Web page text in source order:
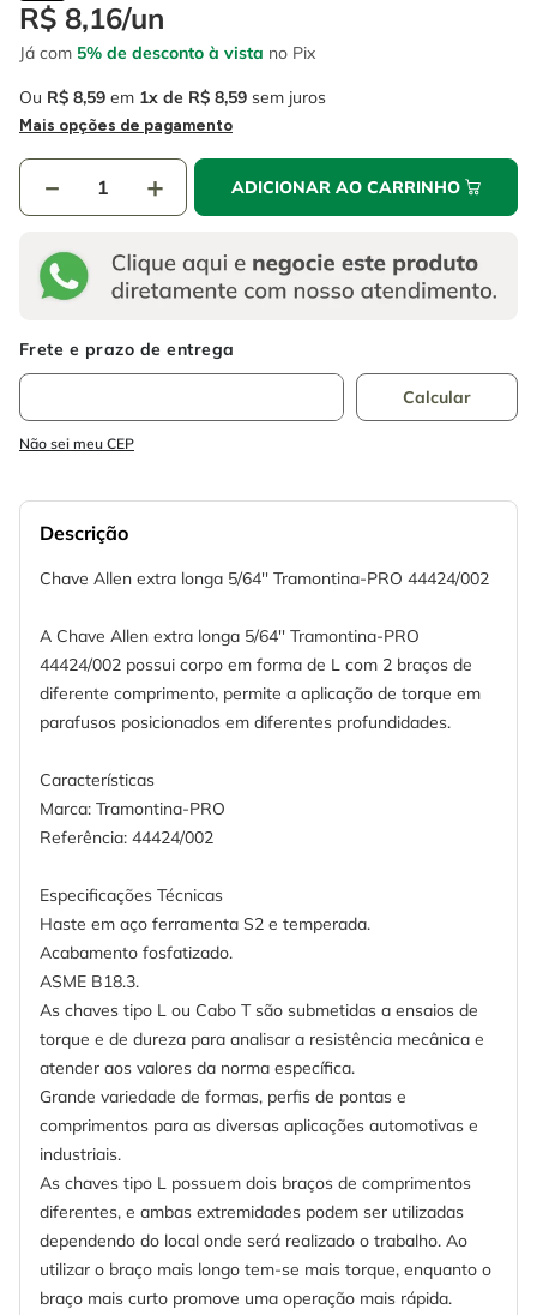
R$ 8,16/un
Já com 5% de desconto à vista no Pix
Ou R$ 8,59 em 1 R$ 8,59 sem juros
Mais opções de pagamento
＋
－ ADICIONAR AO CARRINHO
Não sei meu CEP
Descrição
Chave Allen extra longa 5/64'' Tramontina-PRO 44424/002
A Chave Allen extra longa 5/64'' Tramontina-PRO
44424/002 possui corpo em forma de L com 2 braços de
diferente comprimento, permite a aplicação de torque em
parafusos posicionados em diferentes profundidades.
Características
Marca: Tramontina-PRO
Referência: 44424/002
Especificações Técnicas
Haste em aço ferramenta S2 e temperada.
Acabamento fosfatizado.
ASME B18.3.
As chaves tipo L ou Cabo T são submetidas a ensaios de
torque e de dureza para analisar a resistência mecânica e
atender aos valores da norma específica.
Grande variedade de formas, perfis de pontas e
comprimentos para as diversas aplicações automotivas e
industriais.
As chaves tipo L possuem dois braços de comprimentos
diferentes, e ambas extremidades podem ser utilizadas
dependendo do local onde será realizado o trabalho. Ao
utilizar o braço mais longo tem-se mais torque, enquanto o
braço mais curto promove uma operação mais rápida.
6 º fio
7º serra copo
8º chave impacto
disco corte
º escada
º serra circular
º fio
chave impacto
disco corte